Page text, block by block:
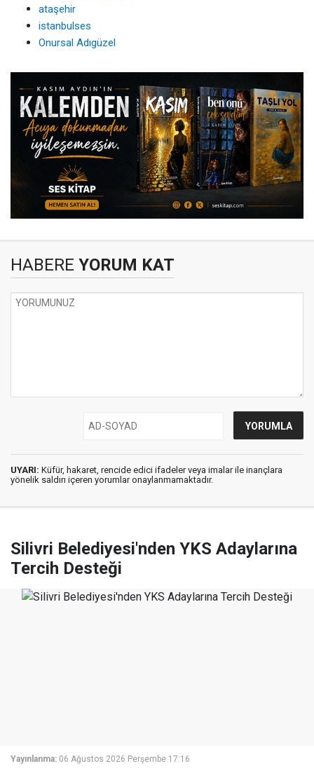
ataşehir
istanbulses
Onursal Adıgüzel
HABERE YORUM KAT
UYARI: Küfür, hakaret, rencide edici ifadeler veya imalar ile inançlara
yönelik saldırı içeren yorumlar onaylanmamaktadır.
Silivri Belediyesi'nden YKS Adaylarına
Tercih Desteği
Yayınlanma: 06 Ağustos 2026 Perşembe 17:16